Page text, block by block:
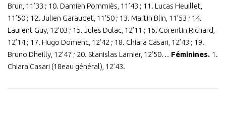
Brun, 11’33 ; 10. Damien Pommiès, 11’43 ; 11. Lucas Heuillet,
11’50 ; 12. Julien Garaudet, 11’50 ; 13. Martin Blin, 11’53 ; 14.
Laurent Guy, 12’03 ; 15. Jules Dulac, 12’11 ; 16. Corentin Richard,
12’14 ; 17. Hugo Domenc, 12’42 ; 18. Chiara Casari, 12’43 ; 19.
Bruno Dheilly, 12’47 ; 20. Stanislas Larnier, 12’50… Féminines. 1.
Chiara Casari (18eau général), 12’43.